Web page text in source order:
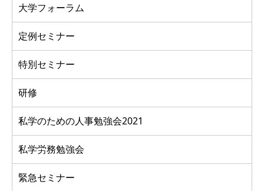
大学フォーラム
定例セミナー
特別セミナー
研修
私学のための人事勉強会2021
私学労務勉強会
緊急セミナー